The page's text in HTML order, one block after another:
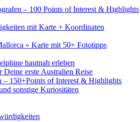
– 100 Points of Interest & Highlights
mit Karte + Koordinaten
» Karte mit 50+ Fototipps
hautnah erleben
erste Australien Reise
– 150+Points of Interest & Highlights
sonstige Kuriositäten